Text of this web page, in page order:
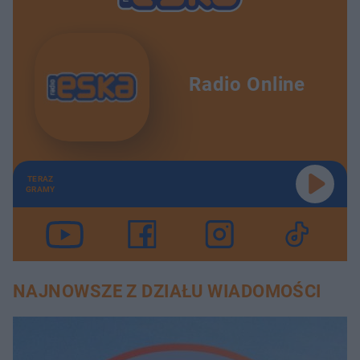
Radio Online
TERAZ
GRAMY
NAJNOWSZE Z DZIAŁU WIADOMOŚCI